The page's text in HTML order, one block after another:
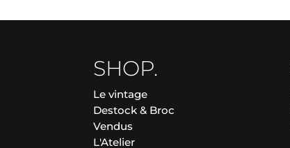
SHOP.
Le vintage
Destock & Broc
Vendus
L'Atelier